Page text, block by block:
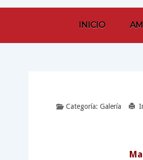
INICIO
Categoría: Galería